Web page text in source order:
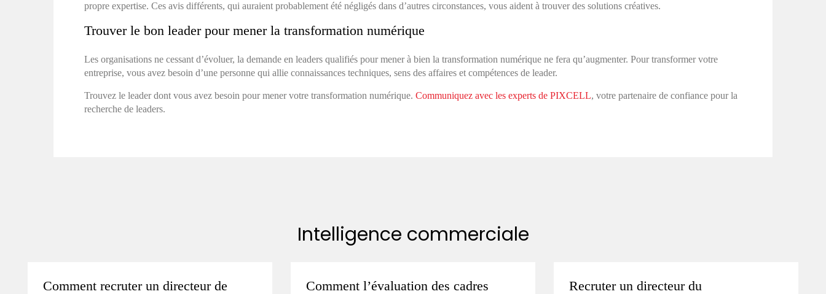
propre expertise. Ces avis différents, qui auraient probablement été négligés dans d’autres circonstances, vous aident à trouver des solutions créatives.
Trouver le bon leader pour mener la transformation numérique
Les organisations ne cessant d’évoluer, la demande en leaders qualifiés pour mener à bien la transformation numérique ne fera qu’augmenter. Pour transformer votre
entreprise, vous avez besoin d’une personne qui allie connaissances techniques, sens des affaires et compétences de leader.
Trouvez le leader dont vous avez besoin pour mener votre transformation numérique. Communiquez avec les experts de PIXCELL, votre partenaire de confiance pour la
recherche de leaders.
Intelligence commerciale
Comment recruter un directeur de Comment l’évaluation des cadres Recruter un directeur du